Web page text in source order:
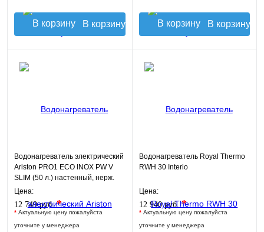
В корзину В корзину
Водонагреватель электрический
Ariston PRO1 ECO INOX PW V
SLIM (50 л.) настенный, нерж.
сталь, ТЭН 2
Цена:
12 749 руб.*
* Актуальную цену пожалуйста
уточните у менеджера
Водонагреватель Royal Thermo
RWH 30 Interio
Цена:
12 940 руб.*
* Актуальную цену пожалуйста
уточните у менеджера